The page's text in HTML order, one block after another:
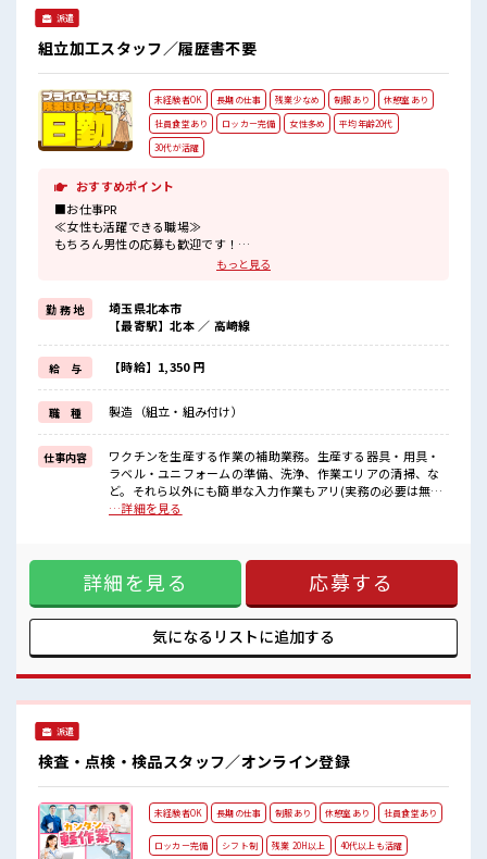
派遣
組立加工スタッフ／履歴書不要
未経験者OK 長期の仕事 残業少なめ 制服あり
休憩室あり
社員食堂あり
ロッカー完備 女性多め
平均年齢20代
30代が活躍
おすすめポイント
■お仕事PR
≪女性も活躍できる職場≫
もちろん男性の応募も歓迎です！
場合によってはお願いすることもあります♪
制服があると毎日の服選びに悩まずOK♪
≪未経験OKの仕事≫
新しいことにチャレンジするのは不安だけど、
しっかり働く環境が整っています！
イチからスキルUP・ステップUP目指していきましょう！
≪自分に向いている仕事が探せる≫
困った事などがあれば、
担当がしっかりサポートします！
■職場の雰囲気
女性が多めの職場です♪
≪20代の方が多数活躍中の職場≫
ロッカーあり！
安心してお仕事に集中♪
もっと見る
勤 務 地
埼玉県北本市
【最寄駅】北本 ／ 高崎線
給 与 【時給】1,350 円
職 種 製造（組立・組み付け）
仕事内容
ワクチンを生産する作業の補助業務。生産する器具・用具・
ラベル・ユニフォームの準備、洗浄、作業エリアの清掃、な
ど。それら以外にも簡単な入力作業もアリ(実務の必要は無し)
■お仕事PR ≪女性も活躍できる職場≫ もちろん男性の応募も
服選びに悩まずOK♪ ≪未経験OKの仕事≫ 新しいことにチャ
レンジするのは不安だけど、 しっかり働く環境が整っていま
す！ イチからスキルUP・ステップUP目指していきましょ
う！ ≪自分に向いている仕事が探せる≫ 困った事などがあれ
ば、 担当がしっかりサポートします！ ■職場の雰囲気 女性が
多めの職場です♪ ≪20代の方が多数活躍中の職場≫ 休憩室で
お仕事に集中♪
…詳細を見る
詳細を見る 応募する
気になるリストに追加する
派遣
検査・点検・検品スタッフ／オンライン登録
未経験者OK 長期の仕事 制服あり 休憩室あり 社員食堂あり
ロッカー完備 シフト制 残業 20H以上 40代以上も活躍